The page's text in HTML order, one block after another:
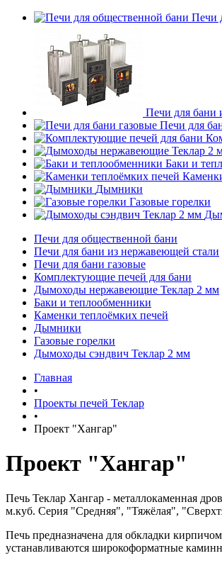
Печи
Печи для бани
Печи для
Баки и
Дымники
Газовые горелки
Печи для общественной бани
Печи для бани из нержавеющей стали
Печи для бани газовые
Комплектующие печей для бани
Дымоходы нержавеющие Теклар 2 мм
Баки и теплообменники
Каменки теплоёмких печей
Дымники
Газовые горелки
Дымоходы сэндвич Теклар 2 мм
Главная
•
Проекты печей Теклар
•
Проект "Хангар"
Проект "Хангар"
Печь Теклар Хангар - металлокаменная
м.куб. Серия "Средняя", "Тяжёлая",
Печь предназначена для обкладки
устанавливаются широкоформатные